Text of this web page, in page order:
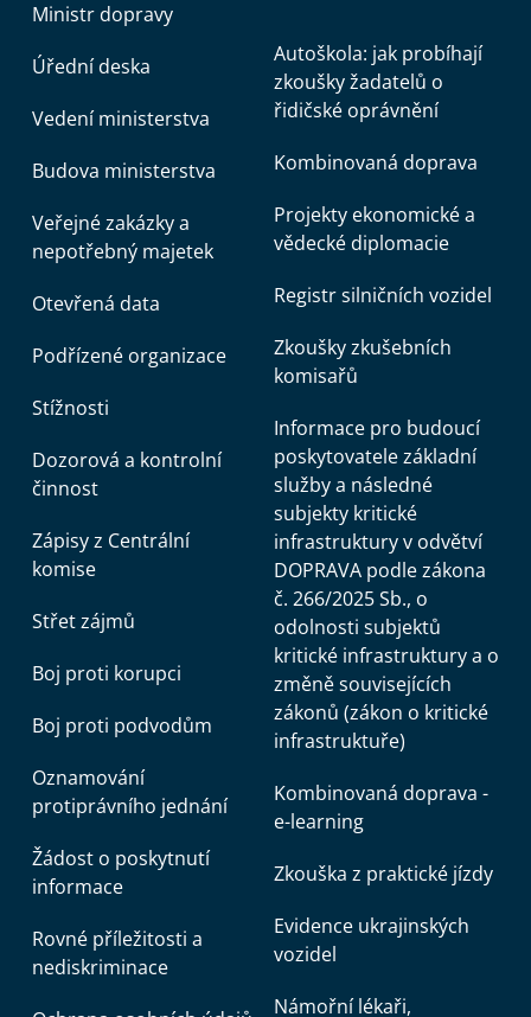
Ministr dopravy
Úřední deska
Vedení ministerstva
Budova ministerstva
Veřejné zakázky a
nepotřebný majetek
Otevřená data
Podřízené organizace
Stížnosti
Dozorová a kontrolní
činnost
Zápisy z Centrální
komise
Střet zájmů
Boj proti korupci
Boj proti podvodům
Oznamování
protiprávního jednání
Žádost o poskytnutí
informace
Rovné příležitosti a
nediskriminace
Autoškola: jak probíhají
zkoušky žadatelů o
řidičské oprávnění
Kombinovaná doprava
Projekty ekonomické a
vědecké diplomacie
Registr silničních vozidel
Zkoušky zkušebních
komisařů
Informace pro budoucí
poskytovatele základní
služby a následné
subjekty kritické
infrastruktury v odvětví
DOPRAVA podle zákona
č. 266/2025 Sb., o
odolnosti subjektů
kritické infrastruktury a o
změně souvisejících
zákonů (zákon o kritické
infrastruktuře)
Kombinovaná doprava -
e-learning
Zkouška z praktické jízdy
Evidence ukrajinských
vozidel
Námořní lékaři,